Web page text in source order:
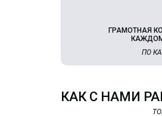
ГРАМОТНАЯ
КАК С НАМИ